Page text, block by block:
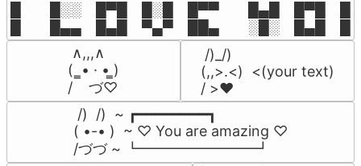
█  █░░ █▀█ █░█ █▀▀  █▄█ █▀█
█  █▄▄ █▄█ ▀▄▀ ██▄  ░█░ █▄█
∧,,,∧
(  ̳• · • ̳)
/    づ♡
/)_/)
(,,>.<)  <(your text)
/ >❤️
/)  /)  ~ ┏━━━━━━━━┓
( •-• )  ~ ♡ You are amazing ♡
/づづ ~ ┗━━━━━━━━┛